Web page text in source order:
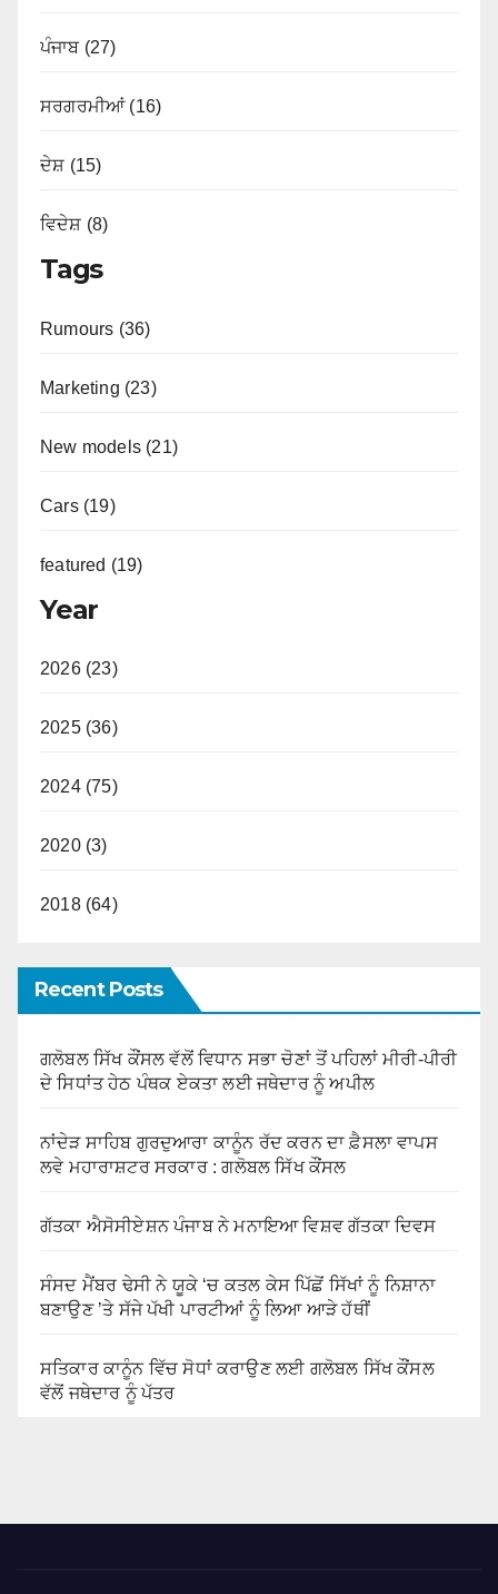
ਪੰਜਾਬ (27)
ਸਰਗਰਮੀਆਂ (16)
ਦੇਸ਼ (15)
ਵਿਦੇਸ਼ (8)
Tags
Rumours (36)
Marketing (23)
New models (21)
Cars (19)
featured (19)
Year
2026 (23)
2025 (36)
2024 (75)
2020 (3)
2018 (64)
Recent Posts
ਗਲੋਬਲ ਸਿੱਖ ਕੌਂਸਲ ਵੱਲੋਂ ਵਿਧਾਨ ਸਭਾ ਚੋਣਾਂ ਤੋਂ ਪਹਿਲਾਂ ਮੀਰੀ-ਪੀਰੀ
ਦੇ ਸਿਧਾਂਤ ਹੇਠ ਪੰਥਕ ਏਕਤਾ ਲਈ ਜਥੇਦਾਰ ਨੂੰ ਅਪੀਲ
ਨਾਂਦੇੜ ਸਾਹਿਬ ਗੁਰਦੁਆਰਾ ਕਾਨੂੰਨ ਰੱਦ ਕਰਨ ਦਾ ਫ਼ੈਸਲਾ ਵਾਪਸ
ਲਵੇ ਮਹਾਰਾਸ਼ਟਰ ਸਰਕਾਰ : ਗਲੋਬਲ ਸਿੱਖ ਕੌਂਸਲ
ਗੱਤਕਾ ਐਸੋਸੀਏਸ਼ਨ ਪੰਜਾਬ ਨੇ ਮਨਾਇਆ ਵਿਸ਼ਵ ਗੱਤਕਾ ਦਿਵਸ
ਸੰਸਦ ਮੈਂਬਰ ਢੇਸੀ ਨੇ ਯੂਕੇ ‘ਚ ਕਤਲ ਕੇਸ ਪਿੱਛੋਂ ਸਿੱਖਾਂ ਨੂੰ ਨਿਸ਼ਾਨਾ
ਬਣਾਉਣ ’ਤੇ ਸੱਜੇ ਪੱਖੀ ਪਾਰਟੀਆਂ ਨੂੰ ਲਿਆ ਆੜੇ ਹੱਥੀਂ
ਸਤਿਕਾਰ ਕਾਨੂੰਨ ਵਿੱਚ ਸੋਧਾਂ ਕਰਾਉਣ ਲਈ ਗਲੋਬਲ ਸਿੱਖ ਕੌਂਸਲ
ਵੱਲੋਂ ਜਥੇਦਾਰ ਨੂੰ ਪੱਤਰ